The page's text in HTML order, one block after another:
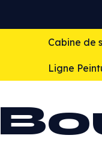
Cabine de
Ligne